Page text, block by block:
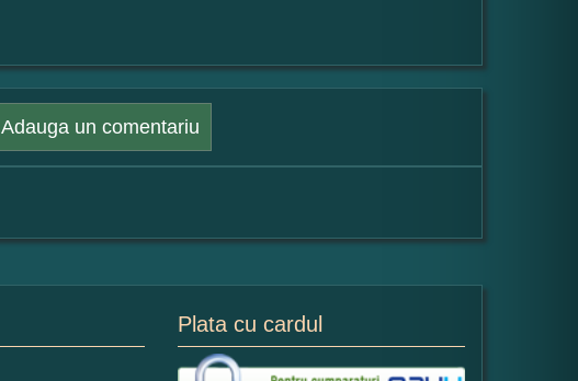
Adauga un comentariu
Plata cu cardul